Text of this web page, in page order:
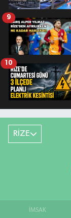
9
10
RİZE
İMSAK